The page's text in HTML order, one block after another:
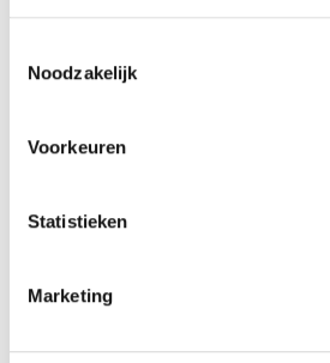
Noodzakelijk
Voorkeuren
Statistieken
Marketing
Azerbeidzjan
Balkan
Baltische Staten